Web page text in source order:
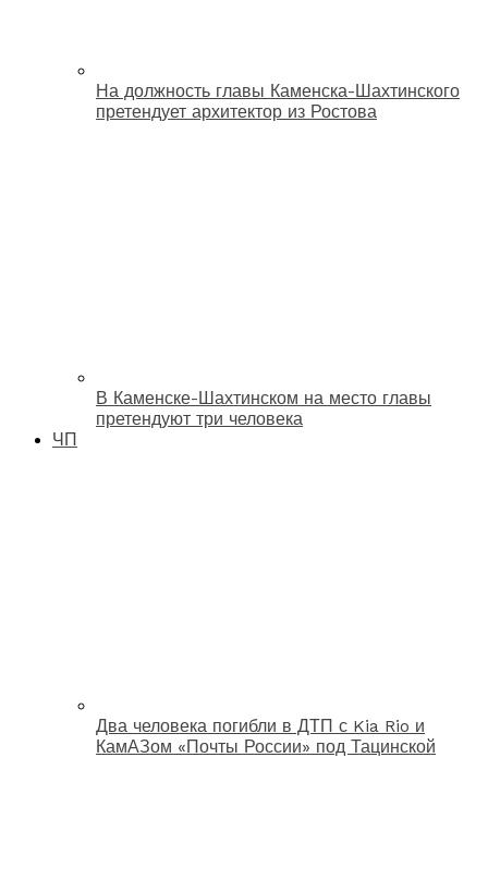
На должность главы Каменска-Шахтинского
претендует архитектор из Ростова
В Каменске-Шахтинском на место главы
претендуют три человека
ЧП
Два человека погибли в ДТП с Kia Rio и
КамАЗом «Почты России» под Тацинской